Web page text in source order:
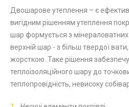
Двошарове утеплення – є
вигідним рішенням утеплення
шар формується з мінераловатних
верхній шар - з більш твердої
жорсткою. Таке рішення
теплоізоляційного шару до
теплопровідність, невисоку